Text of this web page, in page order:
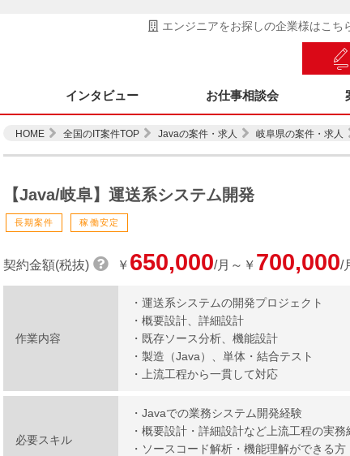
エンジニアをお探しの企業様はこち
インタビュー お仕事相談会
HOME 全国のIT案件TOP Javaの案件・求人 岐阜県の案件・求人
【Java/岐阜】運送系システム開発
長期案件 稼働安定
契約金額(税抜) ￥ 650,000/月～￥ 700,000/
作業内容
・運送系システムの開発プロジェクト
・概要設計、詳細設計
・既存ソース分析、機能設計
・製造（Java）、単体・結合テスト
・上流工程から一貫して対応
必要スキル
・Javaでの業務システム開発経験
・概要設計・詳細設計など上流工程の実務
・ソースコード解析・機能理解ができる方